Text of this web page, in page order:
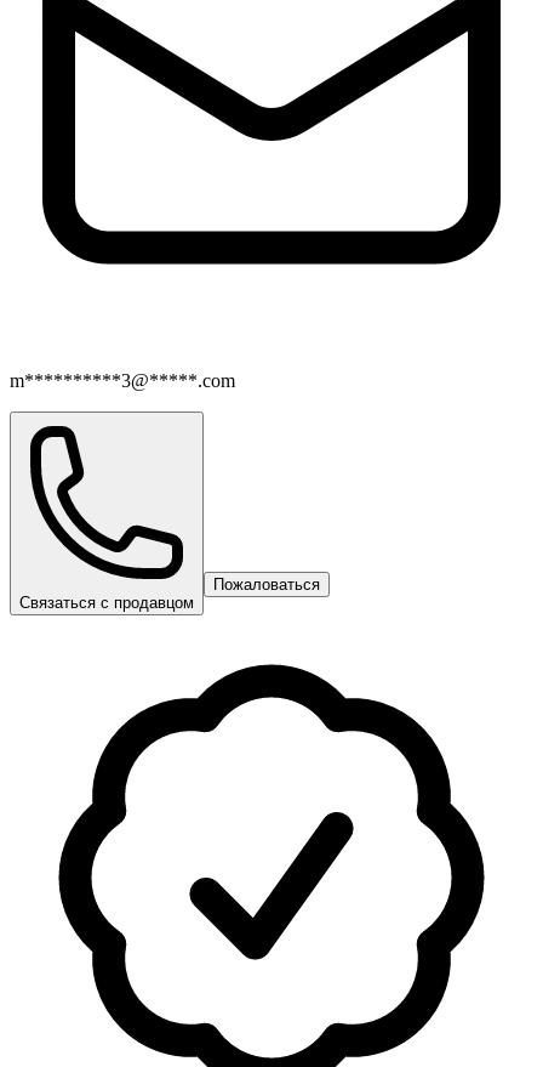
m**********3@*****.com
Связаться с продавцом
Пожаловаться